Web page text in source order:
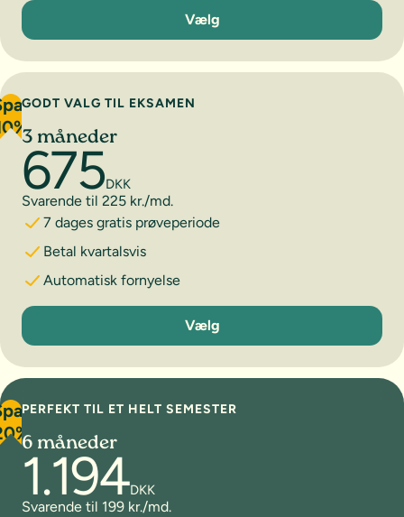
1 måned
Vælg
GODT VALG TIL EKSAMEN
3 måneder
675DKK
Svarende til 225 kr./md.
7 dages gratis prøveperiode
Betal kvartalsvis
Automatisk fornyelse
3 måneder
Vælg
PERFEKT TIL ET HELT SEMESTER
6 måneder
1.194DKK
Svarende til 199 kr./md.